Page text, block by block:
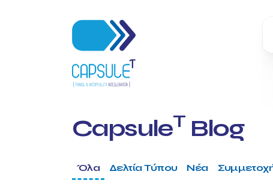
CapsuleT Blog
Όλα Δελτία Τύπου Νέα